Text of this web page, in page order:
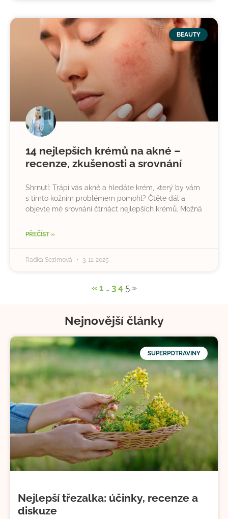
BEAUTY
14 nejlepších krémů na akné –
recenze, zkušenosti a srovnání
Shrnutí: Trápí vás akné a hledáte krém, který by vám
s tímto kožním problémem pomohl? Čtěte dál a
objevte mé srovnání čtrnáct nejlepších krémů. Možná
PŘEČÍST »
Radka Sezimová 3. 11. 2025
« 1 … 3 4 5 »
Nejnovější články
SUPERPOTRAVINY
Nejlepší třezalka: účinky, recenze a
diskuze